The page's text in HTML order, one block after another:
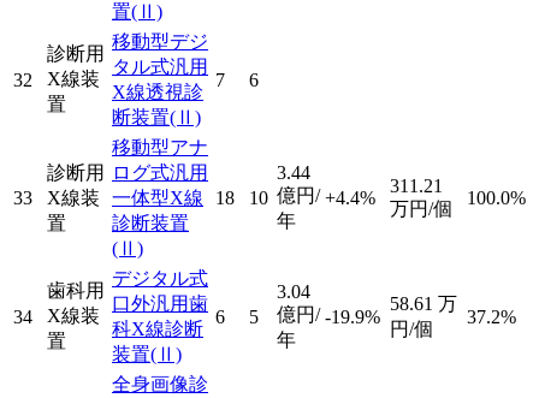
置(Ⅱ)
32
診断用
X線装
置
移動型デジ
タル式汎用
X線透視診
断装置(Ⅱ)
7 6
33
診断用
X線装
置
移動型アナ
ログ式汎用
一体型X線
診断装置
(Ⅱ)
18 10
3.44
億円/
年
+4.4%
311.21
万円/個
100.0%
34
歯科用
X線装
置
デジタル式
口外汎用歯
科X線診断
装置(Ⅱ)
6 5
3.04
億円/
年
-19.9%
58.61 万
円/個
37.2%
全身画像診